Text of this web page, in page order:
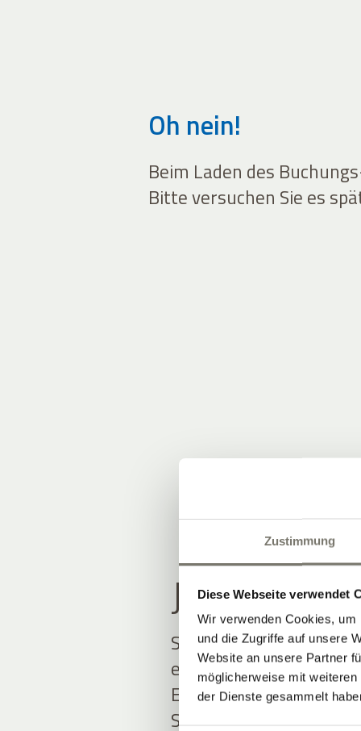
Zustimmung
Diese Webseite verwendet
Wir verwenden Cookies,
und die Zugriffe auf unsere
Website an unsere Partner
möglicherweise mit
der Dienste gesammelt
Oh nein!
Beim Laden des
Bitte versuchen Sie es
JOIN THE
Seien Sie unter den
erfahren.
Exklusive Angebote
Südtirol erwarten Sie.